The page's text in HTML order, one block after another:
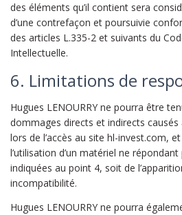
des éléments qu’il contient sera
d’une contrefaçon et poursuivie
des articles L.335-2 et suivants du
Intellectuelle.
6. Limitations de
Hugues LENOURRY ne pourra être
dommages directs et indirects causés
lors de l’accès au site hl-invest.com,
l’utilisation d’un matériel ne
indiquées au point 4, soit de
incompatibilité.
Hugues LENOURRY ne pourra